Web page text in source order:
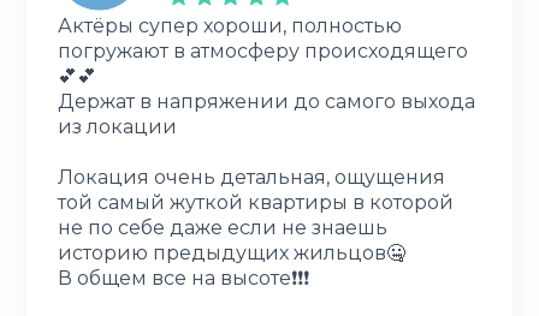
Актёры супер хороши, полностью
погружают в атмосферу происходящего
💕💕
Держат в напряжении до самого выхода
из локации
Локация очень детальная, ощущения
той самый жуткой квартиры в которой
не по себе даже если не знаешь
историю предыдущих жильцов🤐
В общем все на высоте❗❗❗